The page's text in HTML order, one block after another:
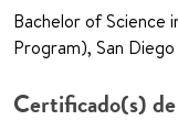
Bachelor of Science
Program), San
Certificado(s)